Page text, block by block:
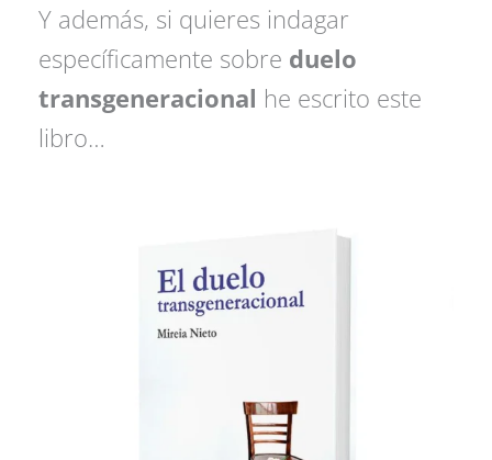
Y además, si quieres indagar
específicamente sobre duelo
transgeneracional he escrito este
libro…